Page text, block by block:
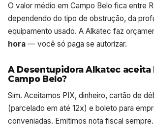
O valor médio em Campo Belo fica entre
dependendo do tipo de obstrução, da
equipamento usado. A Alkatec faz
hora — você só paga se autorizar.
A Desentupidora Alkatec aceita
Campo Belo?
Sim. Aceitamos PIX, dinheiro, cartão de
(parcelado em até 12x) e boleto para
conveniadas. Emitimos nota fiscal sempre.